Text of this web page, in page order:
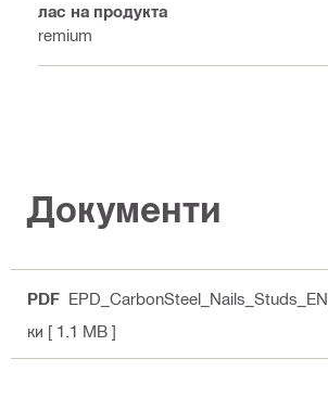
Клас на продукта
Premium
Документи
PDF EPD_CarbonSteel_Nails_Studs_EN
ки [ 1.1 MB ]